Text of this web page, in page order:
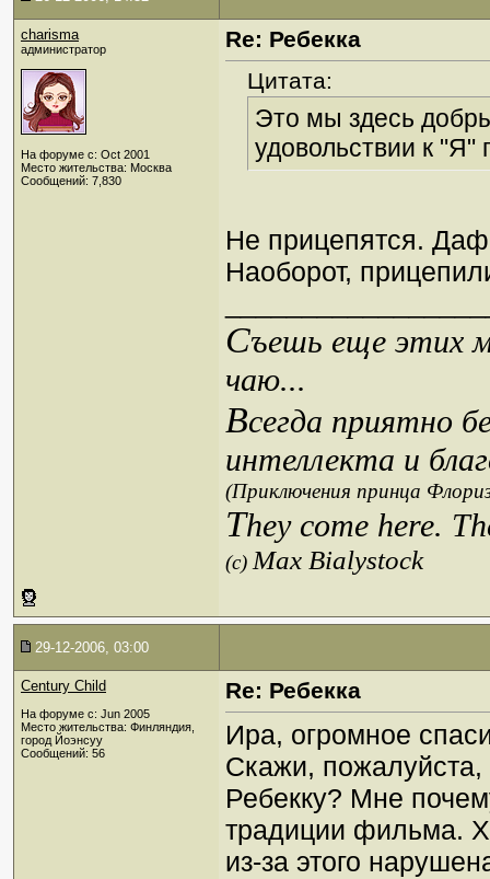
charisma
администратор
На форуме с: Oct 2001
Место жительства: Москва
Сообщений: 7,830
Re: Ребекка
Цитата:
Это мы здесь
удовольствии к "Я"
Не прицепятся.
Наоборот,
Съешь еще этих
чаю...
Всегда приятно
интеллекта и
(Приключения принца
They come here.
(c)Max Bialystock
29-12-2006, 03:00
Century Child
На форуме с: Jun 2005
Место жительства: Финляндия,
город Йоэнсуу
Сообщений: 56
Re: Ребекка
Ира, огромное
Скажи,
Ребекку? Мне
традиции фильма.
из-за этого